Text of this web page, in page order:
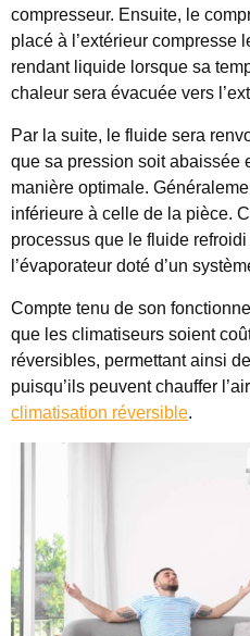
compresseur. Ensuite, le
placé à l’extérieur compresse
rendant liquide lorsque sa
chaleur sera évacuée vers
Par la suite, le fluide sera
que sa pression soit abaissée
manière optimale.
inférieure à celle de la pièce.
processus que le fluide
l’évaporateur doté d’un
Compte tenu de son
que les climatiseurs soient
réversibles, permettant ainsi
puisqu’ils peuvent chauffer
climatisation réversible.